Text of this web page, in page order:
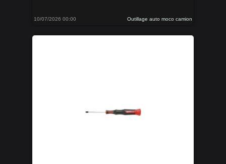
10/07/2026 00:00 Outillage auto moco camion